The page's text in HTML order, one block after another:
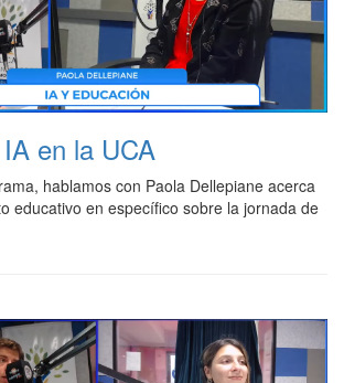
en la UCA
hablamos con Paola Dellepiane acerca
educativo en específico sobre la jornada de